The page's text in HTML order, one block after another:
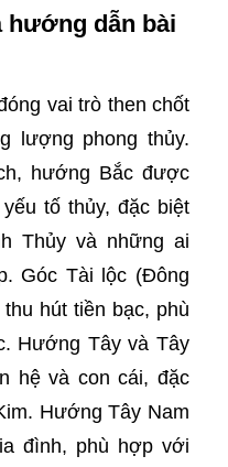
hướng dẫn bài
vai trò then chốt
lượng phong thủy.
hướng Bắc được
tố thủy, đặc biệt
Thủy và những ai
Góc Tài lộc (Đông
hút tiền bạc, phù
Hướng Tây và Tây
hệ và con cái, đặc
Hướng Tây Nam
đình, phù hợp với